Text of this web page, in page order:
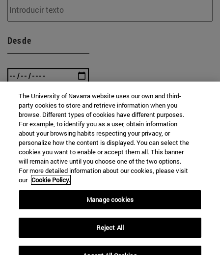
Desde
Hasta
BUSCAR
The University of Navarra website uses our own and third-
party cookies to store and retrieve information when you
browse. Different types of cookies have different purposes.
For example, to identify you as a user, obtain information
about your browsing habits respecting your privacy, or
personalize how the content is displayed. You can select the
cookies you want to enable or accept them all. This banner
will remain active until you choose one of the two options.
For more detailed information about our cookies, please visit
our Cookie Policy.
Manage cookies
Reject All